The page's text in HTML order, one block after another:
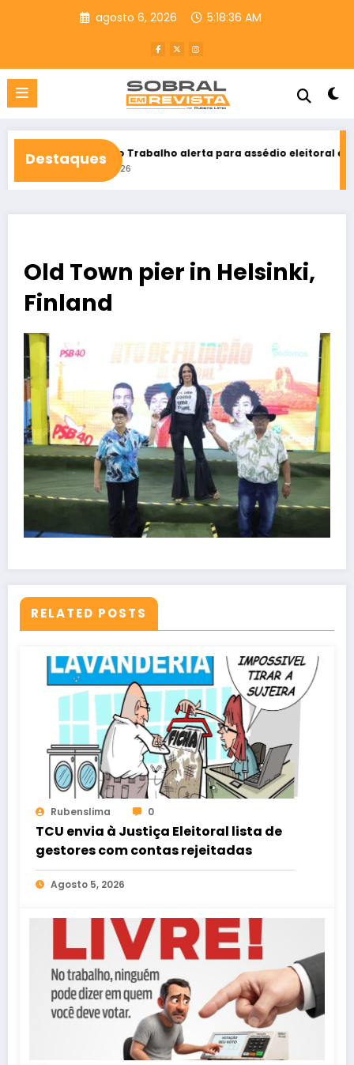
agosto 6, 2026 5:18:37 AM
Destaques
do Trabalho alerta para assédio eleitoral e reforça direito ao
Old Town pier in Helsinki,
Finland
RELATED POSTS
Rubenslima 0
TCU envia à Justiça Eleitoral lista de
gestores com contas rejeitadas
Agosto 5, 2026